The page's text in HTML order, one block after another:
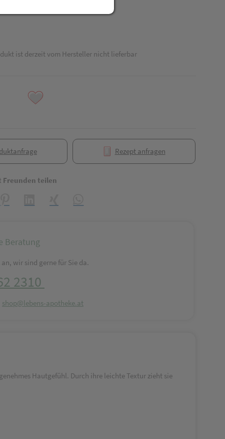
ist derzeit vom Hersteller nicht lieferbar
Rezept anfragen
Freunden teilen
Beratung
an, wir sind gerne für Sie da.
2310
shop@lebens-apotheke.at
Hautgefühl. Durch ihre leichte Textur zieht sie